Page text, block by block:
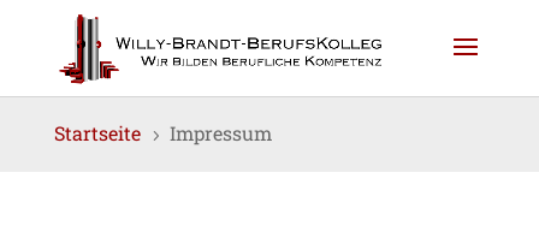
Startseite 5 Impressum